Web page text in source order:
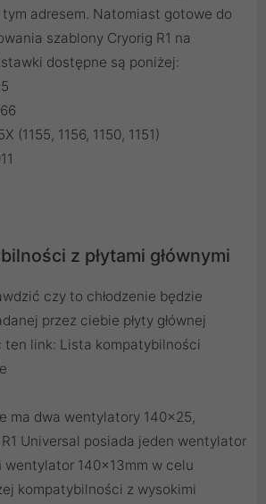
tym adresem. Natomiast gotowe do
szablony Cryorig R1 na
dostępne są poniżej:
(1155, 1156, 1150, 1151)
z płytami głównymi
czy to chłodzenie będzie
przez ciebie płyty głównej
ten link: Lista kompatybilności
ma dwa wentylatory 140x25,
Universal posiada jeden wentylator
wentylator 140x13mm w celu
kompatybilności z wysokimi